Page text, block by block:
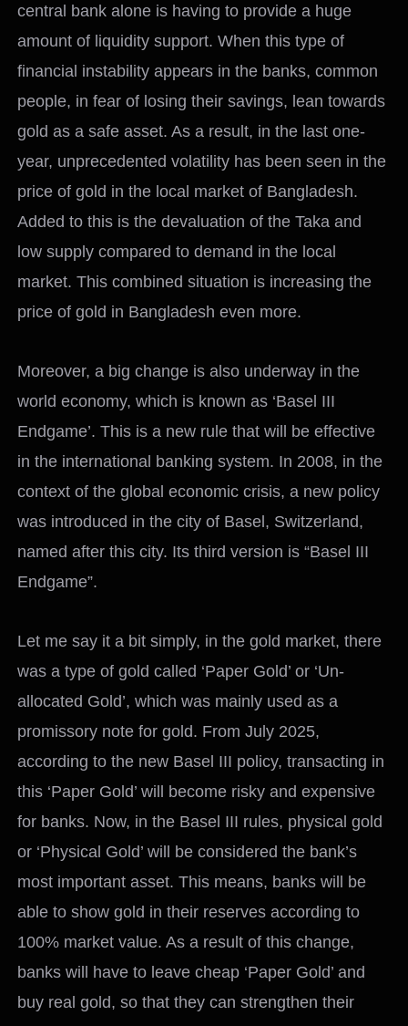
central bank alone is having to provide a huge
amount of liquidity support. When this type of
financial instability appears in the banks, common
people, in fear of losing their savings, lean towards
gold as a safe asset. As a result, in the last one-
year, unprecedented volatility has been seen in the
price of gold in the local market of Bangladesh.
Added to this is the devaluation of the Taka and
low supply compared to demand in the local
market. This combined situation is increasing the
price of gold in Bangladesh even more.
Moreover, a big change is also underway in the
world economy, which is known as ‘Basel III
Endgame’. This is a new rule that will be effective
in the international banking system. In 2008, in the
context of the global economic crisis, a new policy
was introduced in the city of Basel, Switzerland,
named after this city. Its third version is “Basel III
Endgame”.
Let me say it a bit simply, in the gold market, there
was a type of gold called ‘Paper Gold’ or ‘Un-
allocated Gold’, which was mainly used as a
promissory note for gold. From July 2025,
according to the new Basel III policy, transacting in
this ‘Paper Gold’ will become risky and expensive
for banks. Now, in the Basel III rules, physical gold
or ‘Physical Gold’ will be considered the bank’s
most important asset. This means, banks will be
able to show gold in their reserves according to
100% market value. As a result of this change,
banks will have to leave cheap ‘Paper Gold’ and
buy real gold, so that they can strengthen their